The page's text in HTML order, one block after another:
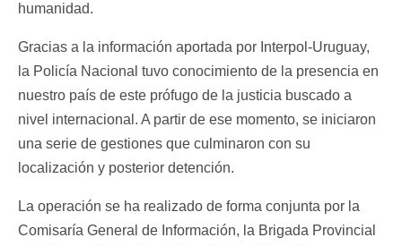
humanidad.
Gracias a la información aportada por Interpol-Uruguay,
la Policía Nacional tuvo conocimiento de la presencia en
nuestro país de este prófugo de la justicia buscado a
nivel internacional. A partir de ese momento, se iniciaron
una serie de gestiones que culminaron con su
localización y posterior detención.
La operación se ha realizado de forma conjunta por la
Comisaría General de Información, la Brigada Provincial